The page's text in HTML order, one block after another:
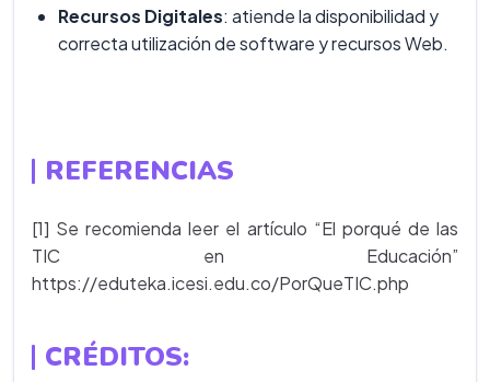
Recursos Digitales: atiende la disponibilidad y
correcta utilización de software y recursos Web.
REFERENCIAS
[1] Se recomienda leer el artículo “El porqué de las
TIC en Educación”
https://eduteka.icesi.edu.co/PorQueTIC.php
CRÉDITOS: